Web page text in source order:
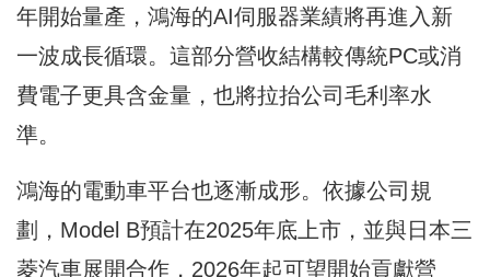
年開始量產，鴻海的AI伺服器業績將再進入新
一波成長循環。這部分營收結構較傳統PC或消
費電子更具含金量，也將拉抬公司毛利率水
準。
鴻海的電動車平台也逐漸成形。依據公司規
劃，Model B預計在2025年底上市，並與日本三
菱汽車展開合作，2026年起可望開始貢獻營